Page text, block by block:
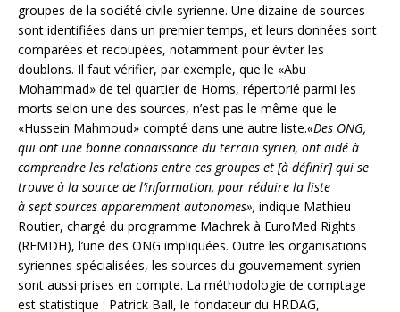
groupes de la société civile syrienne. Une dizaine de sources
sont identifiées dans un premier temps, et leurs données sont
comparées et recoupées, notamment pour éviter les
doublons. Il faut vérifier, par exemple, que le «Abu
Mohammad» de tel quartier de Homs, répertorié parmi les
morts selon une des sources, n’est pas le même que le
«Hussein Mahmoud» compté dans une autre liste.«Des ONG,
qui ont une bonne connaissance du terrain syrien, ont aidé à
comprendre les relations entre ces groupes et [à définir] qui se
trouve à la source de l’information, pour réduire la liste
à sept sources apparemment autonomes», indique Mathieu
Routier, chargé du programme Machrek à EuroMed Rights
(REMDH), l’une des ONG impliquées. Outre les organisations
syriennes spécialisées, les sources du gouvernement syrien
sont aussi prises en compte. La méthodologie de comptage
est statistique : Patrick Ball, le fondateur du HRDAG,